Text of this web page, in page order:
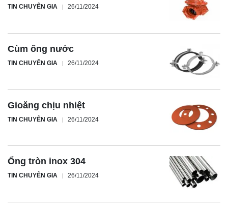
TIN CHUYÊN GIA 26/11/2024
Cùm ống nước
TIN CHUYÊN GIA 26/11/2024
Gioăng chịu nhiệt
TIN CHUYÊN GIA 26/11/2024
Ống tròn inox 304
TIN CHUYÊN GIA 26/11/2024